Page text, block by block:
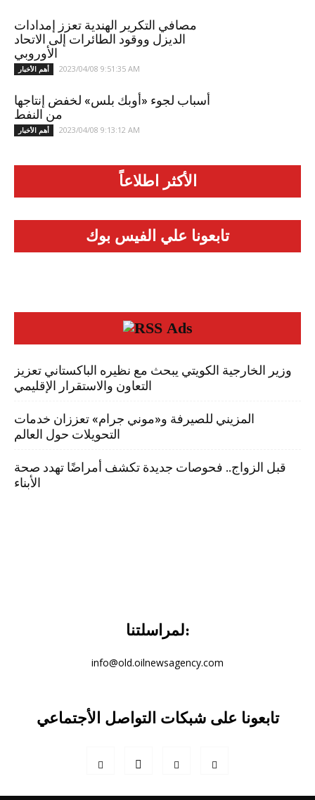
مصافي التكرير الهندية تعزز إمدادات
الديزل ووقود الطائرات إلى الاتحاد
الأوروبي
أهم الأخبار 2023/04/08 9:51:35 AM
أسباب لجوء «أوبك بلس» لخفض إنتاجها
من النفط
أهم الأخبار 2023/04/08 9:13:12 AM
الأكثر اطلاعاً
تابعونا علي الفيس بوك
Ads
وزير الخارجية الكويتي يبحث مع نظيره الباكستاني تعزيز
التعاون والاستقرار الإقليمي
المزيني للصيرفة و«موني جرام» تعززان خدمات
التحويلات حول العالم
قبل الزواج.. فحوصات جديدة تكشف أمراضًا تهدد صحة
الأبناء
لمراسلتنا:
info@old.oilnewsagency.com
تابعونا على شبكات التواصل الأجتماعي